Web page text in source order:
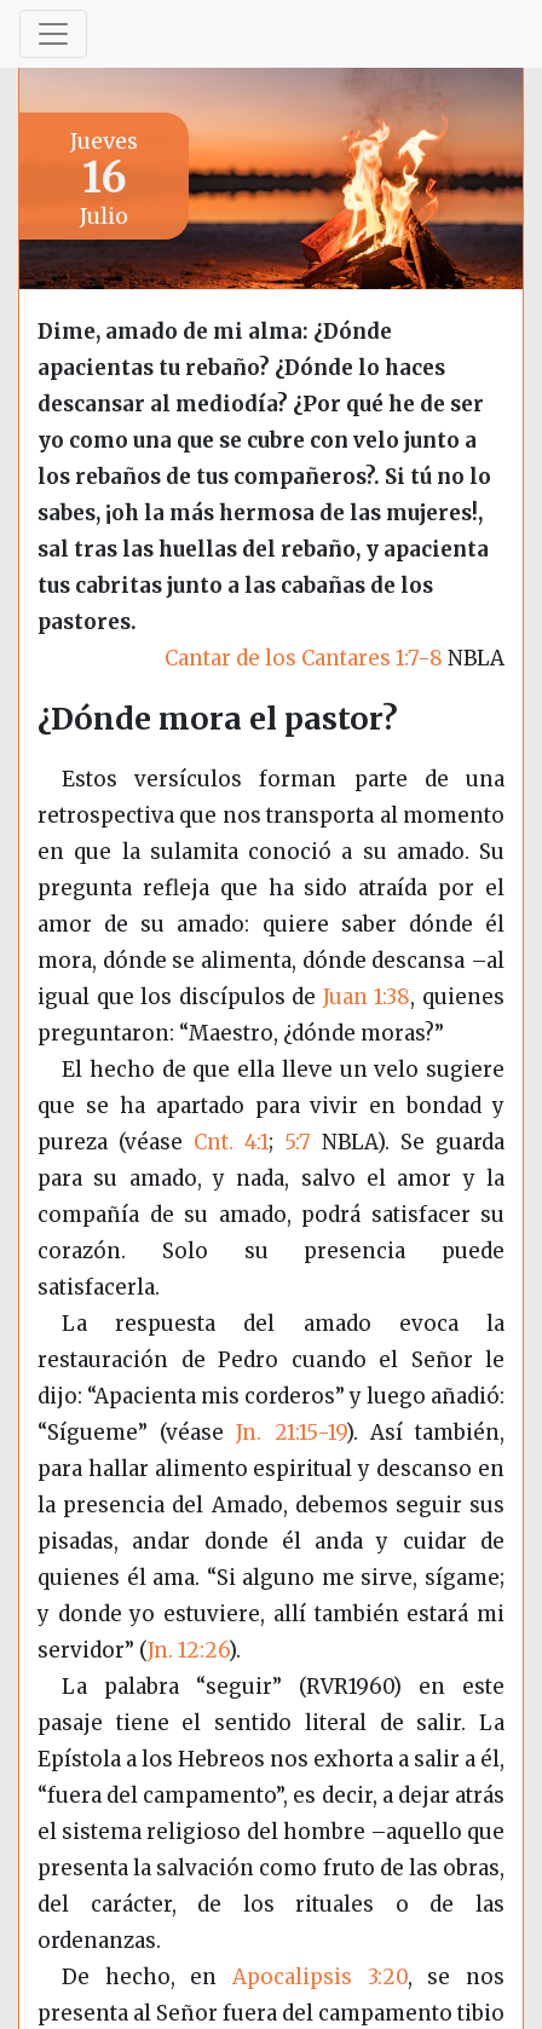
Jueves
16
Julio
Dime, amado de mi alma: ¿Dónde
apacientas tu rebaño? ¿Dónde lo haces
descansar al mediodía? ¿Por qué he de ser
yo como una que se cubre con velo junto a
los rebaños de tus compañeros?. Si tú no lo
sabes, ¡oh la más hermosa de las mujeres!,
sal tras las huellas del rebaño, y apacienta
tus cabritas junto a las cabañas de los
pastores.
Cantar de los Cantares 1:7-8 NBLA
¿Dónde mora el pastor?
Estos versículos forman parte de una
retrospectiva que nos transporta al momento
en que la sulamita conoció a su amado. Su
pregunta refleja que ha sido atraída por el
amor de su amado: quiere saber dónde él
mora, dónde se alimenta, dónde descansa –al
igual que los discípulos de Juan 1:38, quienes
preguntaron: “Maestro, ¿dónde moras?”
El hecho de que ella lleve un velo sugiere
que se ha apartado para vivir en bondad y
pureza (véase Cnt. 4:1; 5:7 NBLA). Se guarda
para su amado, y nada, salvo el amor y la
compañía de su amado, podrá satisfacer su
corazón. Solo su presencia puede
satisfacerla.
La respuesta del amado evoca la
restauración de Pedro cuando el Señor le
dijo: “Apacienta mis corderos” y luego añadió:
“Sígueme” (véaseJn. 21:15-19). Así también,
para hallar alimento espiritual y descanso en
la presencia del Amado, debemos seguir sus
pisadas, andar donde él anda y cuidar de
quienes él ama. “Si alguno me sirve, sígame;
y donde yo estuviere, allí también estará mi
servidor” (Jn. 12:26).
La palabra “seguir” (RVR1960) en este
pasaje tiene el sentido literal de salir. La
Epístola a los Hebreos nos exhorta a salir a él,
“fuera del campamento”, es decir, a dejar atrás
el sistema religioso del hombre –aquello que
presenta la salvación como fruto de las obras,
del carácter, de los rituales o de las
ordenanzas.
De hecho, en Apocalipsis 3:20, se nos
presenta al Señor fuera del campamento tibio